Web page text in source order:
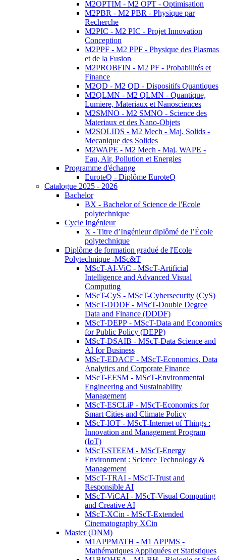
M2OPTIM - M2 OPT - Optimisation
M2PBR - M2 PBR - Physique par
Recherche
M2PIC - M2 PIC - Projet Innovation
Conception
M2PPF - M2 PPF - Physique des Plasmas
et de la Fusion
M2PROBFIN - M2 PF - Probabilités et
Finance
M2QD - M2 QD - Dispositifs Quantiques
M2QLMN - M2 QLMN - Quantique,
Lumiere, Materiaux et Nanosciences
M2SMNO - M2 SMNO - Science des
Materiaux et des Nano-Objets
M2SOLIDS - M2 Mech - Maj. Solids -
Mecanique des Solides
M2WAPE - M2 Mech - Maj. WAPE -
Eau, Air, Pollution et Energies
Programme d'échange
EuroteQ - Diplôme EuroteQ
Catalogue 2025 - 2026
Bachelor
BX - Bachelor of Science de l'Ecole
polytechnique
Cycle Ingénieur
X - Titre d’Ingénieur diplômé de l’École
polytechnique
Diplôme de formation gradué de l'Ecole
Polytechnique -MSc&T
MScT-AI-ViC - MScT-Artificial
Intelligence and Advanced Visual
Computing
MScT-CyS - MScT-Cybersecurity (CyS)
MScT-DDDF - MScT-Double Degree
Data and Finance (DDDF)
MScT-DEPP - MScT-Data and Economics
for Public Policy (DEPP)
MScT-DSAIB - MScT-Data Science and
AI for Business
MScT-EDACF - MScT-Economics, Data
Analytics and Corporate Finance
MScT-EESM - MScT-Environmental
Engineering and Sustainability
Management
MScT-ESCLiP - MScT-Economics for
Smart Cities and Climate Policy
MScT-IOT - MScT-Internet of Things :
Innovation and Management Program
(IoT)
MScT-STEEM - MScT-Energy
Environment : Science Technology &
Management
MScT-TRAI - MScT-Trust and
Responsible AI
MScT-ViCAI - MScT-Visual Computing
and Creative AI
MScT-XCin - MScT-Extended
Cinematography XCin
Master (DNM)
M1APPMATH - M1 APPMS -
Mathématiques Appliquées et Statistiques